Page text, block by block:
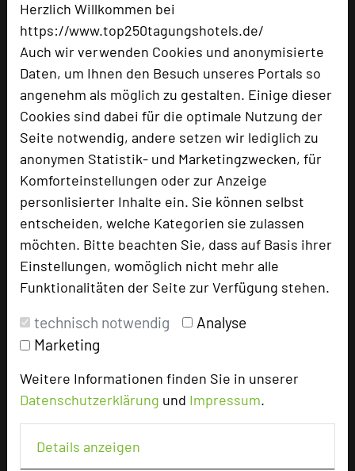
Herzlich Willkommen bei
https://www.top250tagungshotels.de/
Auch wir verwenden Cookies und anonymisierte
Daten, um Ihnen den Besuch unseres Portals so
angenehm als möglich zu gestalten. Einige dieser
Cookies sind dabei für die optimale Nutzung der
Seite notwendig, andere setzen wir lediglich zu
anonymen Statistik- und Marketingzwecken, für
Komforteinstellungen oder zur Anzeige
personlisierter Inhalte ein. Sie können selbst
entscheiden, welche Kategorien sie zulassen
möchten. Bitte beachten Sie, dass auf Basis ihrer
Einstellungen, womöglich nicht mehr alle
Funktionalitäten der Seite zur Verfügung stehen.
technisch notwendig
Analyse
Marketing
Weitere Informationen finden Sie in unserer
Datenschutzerklärung und Impressum.
Details anzeigen
72124 Pliezhausen
+49 7127 5607-0
mail Email
Homepage
zur Tagungsanfrage hinzufügen add_circle
Bewertung
Tagungsleiter
Hotel bewerten
Hoteldaten